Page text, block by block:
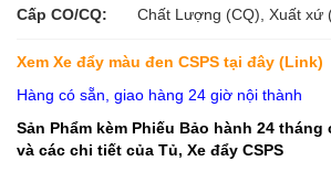
Cấp CO/CQ:
Chất Lượng (CQ), Xuất xứ
Xem Xe đẩy màu đen CSPS tại đây (Link)
Hàng có sẵn, giao hàng 24 giờ nội thành
Sản Phẩm kèm Phiếu Bảo hành 24
và các chi tiết của Tủ, Xe đẩy CSPS